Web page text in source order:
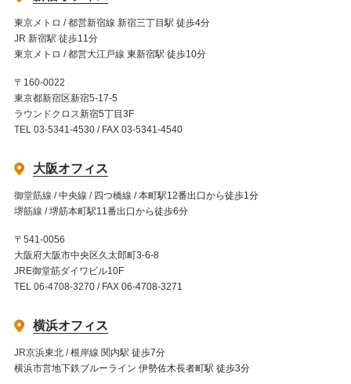
東京メトロ / 都営新宿線 新宿三丁目駅 徒歩4分
JR 新宿駅 徒歩11分
東京メトロ / 都営大江戸線 東新宿駅 徒歩10分
〒160-0022
東京都新宿区新宿5-17-5
ラウンドクロス新宿5丁目3F
TEL 03-5341-4530 / FAX 03-5341-4540
大阪オフィス
御堂筋線 / 中央線 / 四つ橋線 / 本町駅12番出口から徒歩1分
堺筋線 / 堺筋本町駅11番出口から徒歩6分
〒541-0056
大阪府大阪市中央区久太郎町3-6-8
JRE御堂筋ダイワビル10F
TEL 06-4708-3270 / FAX 06-4708-3271
横浜オフィス
JR京浜東北 / 根岸線 関内駅 徒歩7分
横浜市営地下鉄ブルーライン 伊勢佐木長者町駅 徒歩3分